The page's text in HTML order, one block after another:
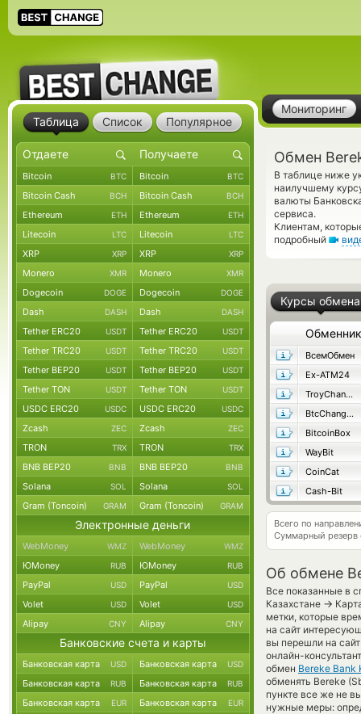
Мониторинг
Обмен
В таблице ниже
наилучшему
валюты
сервиса.
Клиентам,
подробный
Курсы обмена
Обменник
ВсемОбмен
Ex-ATM24
TroyChange
BtcChange24
BitcoinBox
WayBit
CoinCat
Cash-Bit
Всего по
Суммарный резерв
Об обмене
Все показанные в
Казахстане →
метки, которые
на сайт
вы перешли на
онлайн-
обмен Bereke Bank
обменять Bereke
пункте все же не
нужные меры:
Таблица Список Популярное
Bitcoin BTC Bitcoin BTC
Bitcoin Cash BCH Bitcoin Cash BCH
Ethereum ETH Ethereum ETH
Litecoin LTC Litecoin LTC
XRP XRP XRP XRP
Monero XMR Monero XMR
Dogecoin DOGE Dogecoin DOGE
Dash DASH Dash DASH
Tether ERC20 USDT Tether ERC20 USDT
Tether TRC20 USDT Tether TRC20 USDT
Tether BEP20 USDT Tether BEP20 USDT
Tether TON USDT Tether TON USDT
USDC ERC20 USDC USDC ERC20 USDC
Zcash ZEC Zcash ZEC
TRON TRX TRON TRX
BNB BEP20 BNB BNB BEP20 BNB
Solana SOL Solana SOL
Gram (Toncoin) GRAM Gram (Toncoin) GRAM
Электронные деньги
WebMoney WMZ WebMoney WMZ
ЮMoney RUB ЮMoney RUB
PayPal USD PayPal USD
Volet USD Volet USD
Alipay CNY Alipay CNY
Банковские счета и карты
Банковская карта USD Банковская карта USD
Банковская карта RUB Банковская карта RUB
Банковская карта EUR Банковская карта EUR